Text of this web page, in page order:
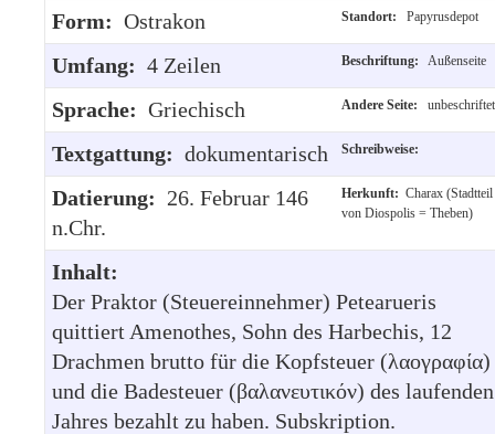
Form: Ostrakon Standort: Papyrusdepot
Umfang: 4 Zeilen Beschriftung: Außenseite
Sprache: Griechisch Andere Seite: unbeschriftet
Textgattung: dokumentarisch Schreibweise:
Datierung: 26. Februar 146
n.Chr.
Herkunft: Charax (Stadtteil
von Diospolis = Theben)
Inhalt:
Der Praktor (Steuereinnehmer) Petearueris
quittiert Amenothes, Sohn des Harbechis, 12
Drachmen brutto für die Kopfsteuer (λαογραφία)
und die Badesteuer (βαλανευτικόν) des laufenden
Jahres bezahlt zu haben. Subskription.